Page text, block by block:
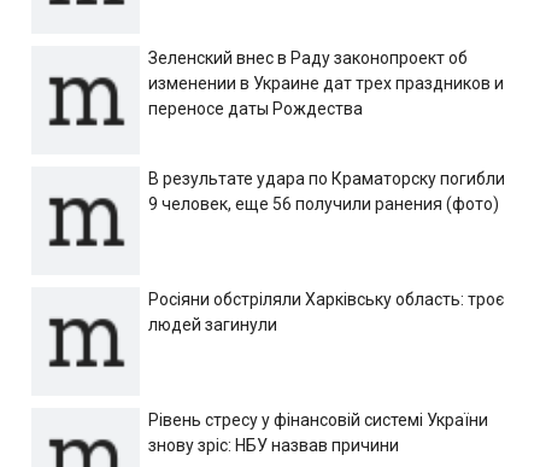
Зеленский внес в Раду законопроект об
изменении в Украине дат трех праздников и
переносе даты Рождества
В результате удара по Краматорску погибли
9 человек, еще 56 получили ранения (фото)
Росіяни обстріляли Харківську область: троє
людей загинули
Рівень стресу у фінансовій системі України
знову зріс: НБУ назвав причини